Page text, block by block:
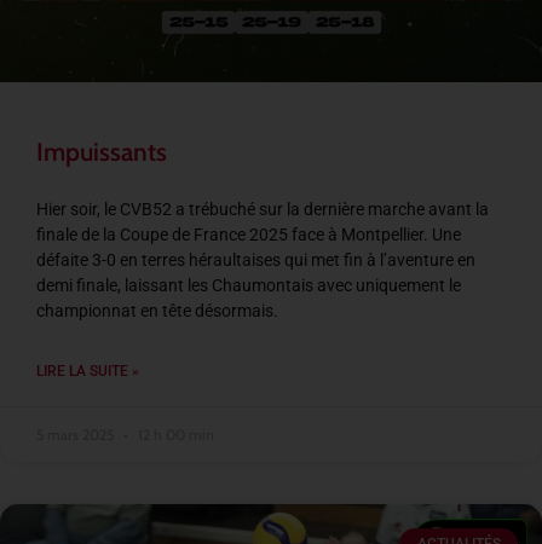
Impuissants
Hier soir, le CVB52 a trébuché sur la dernière marche avant la
finale de la Coupe de France 2025 face à Montpellier. Une
défaite 3-0 en terres héraultaises qui met fin à l’aventure en
demi finale, laissant les Chaumontais avec uniquement le
championnat en tête désormais.
LIRE LA SUITE »